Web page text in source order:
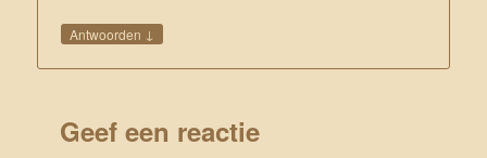
Antwoorden ↓
Geef een reactie